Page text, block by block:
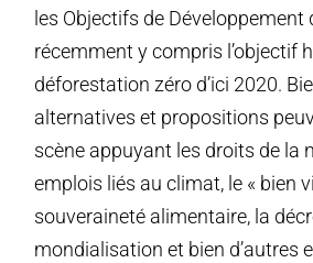
les Objectifs de
récemment y compris l’objectif
déforestation zéro d’ici 2020.
alternatives et propositions
scène appuyant les droits de la
emplois liés au climat, le « bien
souveraineté alimentaire, la
mondialisation et bien d’autres